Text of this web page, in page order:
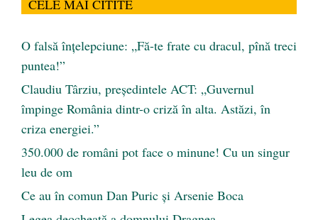
CELE MAI CITITE
O falsă înțelepciune: „Fă-te frate cu dracul, pînă treci
puntea!”
Claudiu Târziu, președintele ACT: „Guvernul
împinge România dintr-o criză în alta. Astăzi, în
criza energiei.”
350.000 de români pot face o minune! Cu un singur
leu de om
Ce au în comun Dan Puric şi Arsenie Boca